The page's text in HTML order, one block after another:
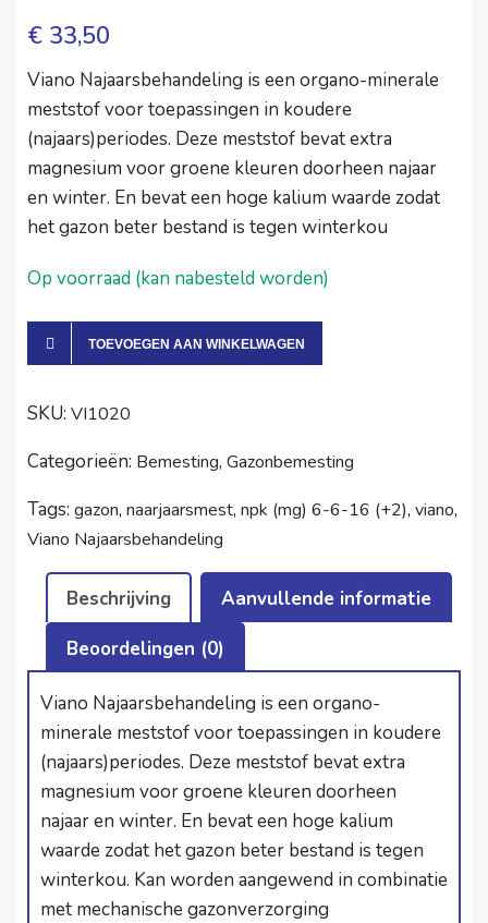
€ 33,50
Viano Najaarsbehandeling is een organo-minerale
meststof voor toepassingen in koudere
(najaars)periodes. Deze meststof bevat extra
magnesium voor groene kleuren doorheen najaar
en winter. En bevat een hoge kalium waarde zodat
het gazon beter bestand is tegen winterkou
Op voorraad (kan nabesteld worden)
TOEVOEGEN AAN WINKELWAGEN
SKU: VI1020
Categorieën: Bemesting, Gazonbemesting
Tags: gazon, naarjaarsmest, npk (mg) 6-6-16 (+2), viano,
Viano Najaarsbehandeling
Beschrijving
Aanvullende informatie
Beoordelingen (0)
Viano Najaarsbehandeling is een organo-
minerale meststof voor toepassingen in koudere
(najaars)periodes. Deze meststof bevat extra
magnesium voor groene kleuren doorheen
najaar en winter. En bevat een hoge kalium
waarde zodat het gazon beter bestand is tegen
winterkou. Kan worden aangewend in combinatie
met mechanische gazonverzorging